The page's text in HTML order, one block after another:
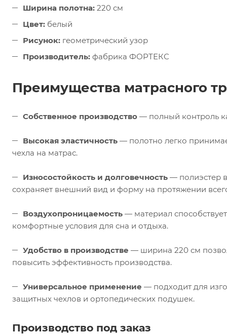
Ширина полотна: 220 см
Цвет: белый
Рисунок: геометрический узор
Производитель: фабрика ФОРТЕКС
Преимущества матрасного
Собственное производство — полный контроль
Высокая эластичность — полотно легко
чехла на матрас.
Износостойкость и долговечность — полиэстер
сохраняет внешний вид и форму на протяжении
Воздухопроницаемость — материал
комфортные условия для сна и отдыха.
Удобство в производстве — ширина 220 см
повысить эффективность производства.
Универсальное применение — подходит для
защитных чехлов и ортопедических подушек.
Производство под заказ